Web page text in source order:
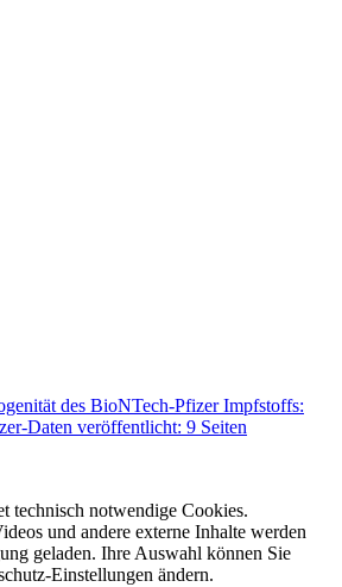
des BioNTech-Pfizer Impfstoffs:
Daten veröffentlicht: 9 Seiten
technisch notwendige Cookies.
und andere externe Inhalte werden
geladen. Ihre Auswahl können Sie
Einstellungen ändern.